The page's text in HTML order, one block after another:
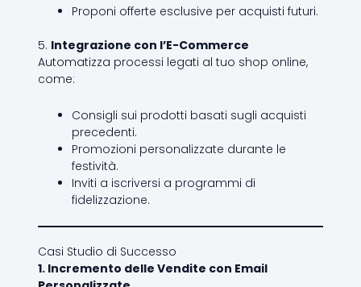
Proponi offerte esclusive per acquisti futuri.
5. Integrazione con l’E-Commerce
Automatizza processi legati al tuo shop online,
come:
Consigli sui prodotti basati sugli acquisti
precedenti.
Promozioni personalizzate durante le
festività.
Inviti a iscriversi a programmi di
fidelizzazione.
Casi Studio di Successo
1. Incremento delle Vendite con Email